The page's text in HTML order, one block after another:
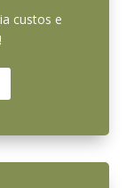
custos e